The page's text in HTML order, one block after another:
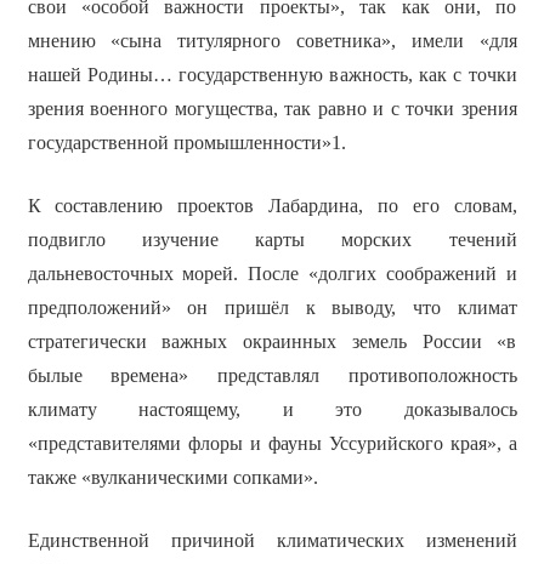
свои «особой важности проекты», так как они, по
мнению «сына титулярного советника», имели «для
нашей Родины… государственную важность, как с точки
зрения военного могущества, так равно и с точки зрения
государственной промышленности»1.
К составлению проектов Лабардина, по его словам,
подвигло изучение карты морских течений
дальневосточных морей. После «долгих соображений и
предположений» он пришёл к выводу, что климат
стратегически важных окраинных земель России «в
былые времена» представлял противоположность
климату настоящему, и это доказывалось
«представителями флоры и фауны Уссурийского края», а
также «вулканическими сопками».
Единственной причиной климатических изменений